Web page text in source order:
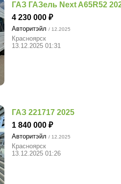
ГАЗ ГАЗель Next A65R52
4 230 000
Авторитэйл / 12.2025
Красноярск
13.12.2025 01:31
ГАЗ 221717 2025
1 840 000
Авторитэйл / 12.2025
Красноярск
13.12.2025 01:26